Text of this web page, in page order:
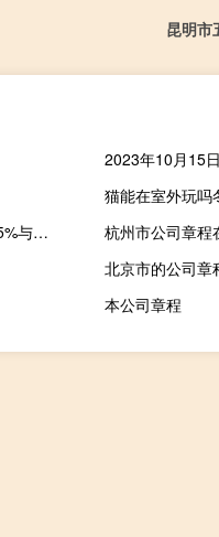
昆明市
猫能在室外玩吗
央行：今日开展3190亿元人民币14天期逆回购操作中标利率1.95%与此前持平
杭州市公司章程
北京市的公司章
本公司章程